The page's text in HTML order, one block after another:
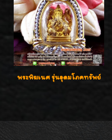
พระพิฆเนศ รุ่นอุดมโภคทรัพย์